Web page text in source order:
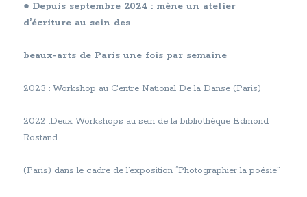
● Depuis septembre 2024 : mène un atelier
d’écriture au sein des
beaux-arts de Paris une fois par semaine
2023 : Workshop au Centre National De la Danse (Paris)
2022 :Deux Workshops au sein de la bibliothèque Edmond
Rostand
(Paris) dans le cadre de l’exposition “Photographier la poésie”